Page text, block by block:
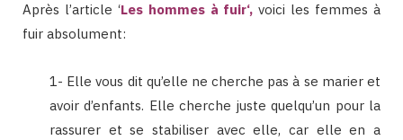
Après l’article ‘Les hommes à fuir‘,voici les femmes à
fuir absolument:
1- Elle vous dit qu’elle ne cherche pas à se marier et
avoir d’enfants. Elle cherche juste quelqu’un pour la
rassurer et se stabiliser avec elle, car elle en a